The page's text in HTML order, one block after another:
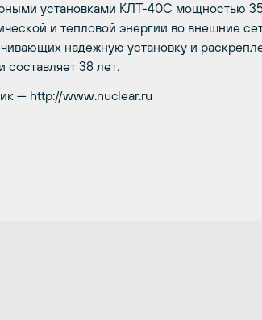
установками КЛТ-40С мощностью
и тепловой энергии во внешние
надежную установку и
составляет 38 лет.
— http://www.nuclear.ru